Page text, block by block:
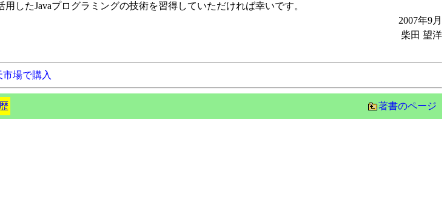
たJavaプログラミングの技術を習得していただければ幸いです。
2007年9月
柴田 望洋
市場で購入
著書のページ